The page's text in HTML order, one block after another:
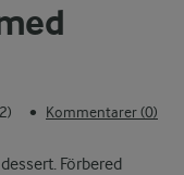
• Kommentarer (0)
Förbered